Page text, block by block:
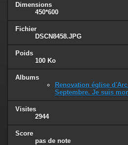
Dimensions
450*600
Fichier
DSCN8458.JPG
Poids
100 Ko
Albums
Renovation église
Septembre. Je suis
Visites
2944
Score
pas de note